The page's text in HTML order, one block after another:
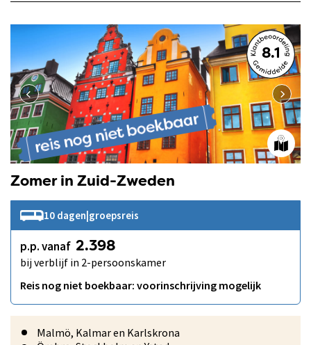
8.1
Zomer in Zuid-Zweden
10 dagen|groepsreis
p.p. vanaf 2.398
bij verblijf in 2-persoonskamer
Reis nog niet boekbaar: voorinschrijving mogelijk
Malmö, Kalmar en Karlskrona